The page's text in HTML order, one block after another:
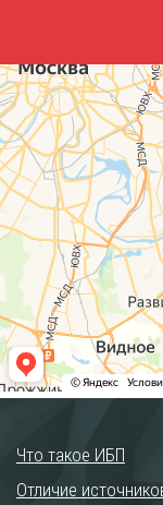
Что такое ИБП
Отличие